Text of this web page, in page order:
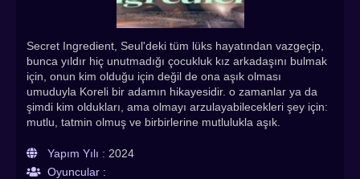
Secret Ingredient, Seul'deki tüm lüks hayatından vazgeçip,
bunca yıldır hiç unutmadığı çocukluk kız arkadaşını bulmak
için, onun kim olduğu için değil de ona aşık olması
umuduyla Koreli bir adamın hikayesidir. o zamanlar ya da
şimdi kim oldukları, ama olmayı arzulayabilecekleri şey için:
mutlu, tatmin olmuş ve birbirlerine mutlulukla aşık.
Yapım Yılı : 2024
Oyuncular :